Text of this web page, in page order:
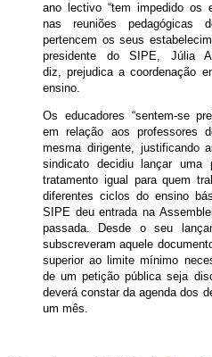
ano lectivo “tem impedido os
nas reuniões pedagógicas
pertencem os seus
presidente do SIPE, Júlia
diz, prejudica a coordenação
ensino.
Os educadores “sentem-se
em relação aos professores
mesma dirigente, justificando
sindicato decidiu lançar
tratamento igual para quem
diferentes ciclos do ensino
SIPE deu entrada na
passada. Desde o seu
subscreveram aquele
superior ao limite mínimo
de um petição pública seja
deverá constar da agenda dos
um mês.